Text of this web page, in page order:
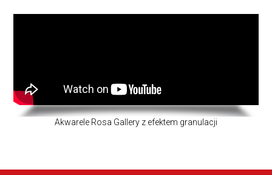
Akwarele Rosa Gallery z efektem granulacji